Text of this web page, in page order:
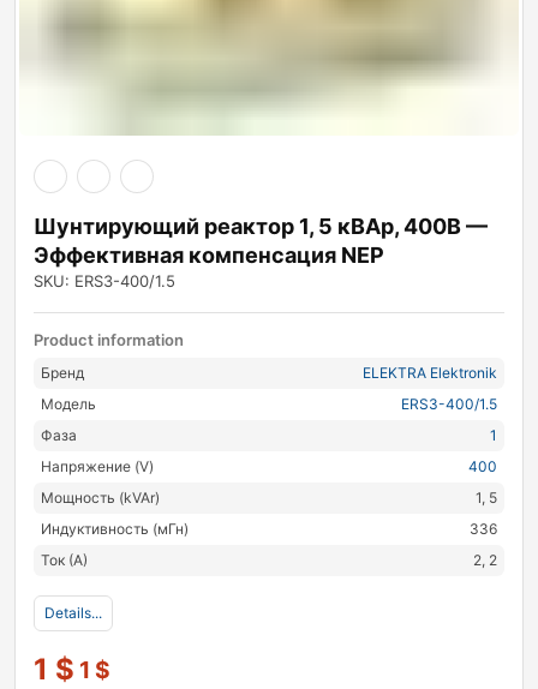
Шунтирующий реактор 1, 5 кВАр, 400В —
Эффективная компенсация NEP
SKU: ERS3-400/1.5
Product information
Бренд
ELEKTRA Elektronik
Модель
ERS3-400/1.5
Фаза
1
Напряжение (V)
400
Мощность (kVAr)
1, 5
Индуктивность (мГн)
336
Ток (А)
2, 2
Details...
1 $ 1 $